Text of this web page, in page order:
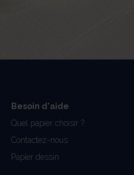
Besoin d'aide
Quel papier choisir ?
Contactez-nous
Papier dessin